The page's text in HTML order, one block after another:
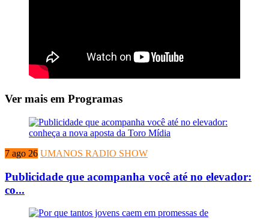
Ver mais em Programas
7 ago 26 UMANOS RADIO SHOW
Publicidade que acompanha você até no elevador:
co...